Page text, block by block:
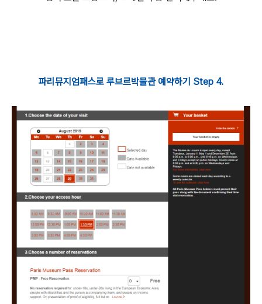
파리뮤지엄패스로 루브르박물관 예약하기 Step 4.